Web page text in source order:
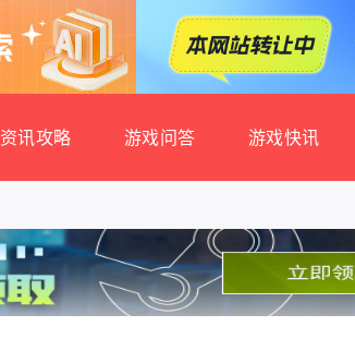
资讯攻略 游戏问答 游戏快讯